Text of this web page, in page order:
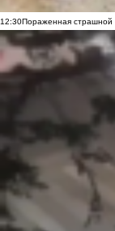
12:30Пораженная страшной